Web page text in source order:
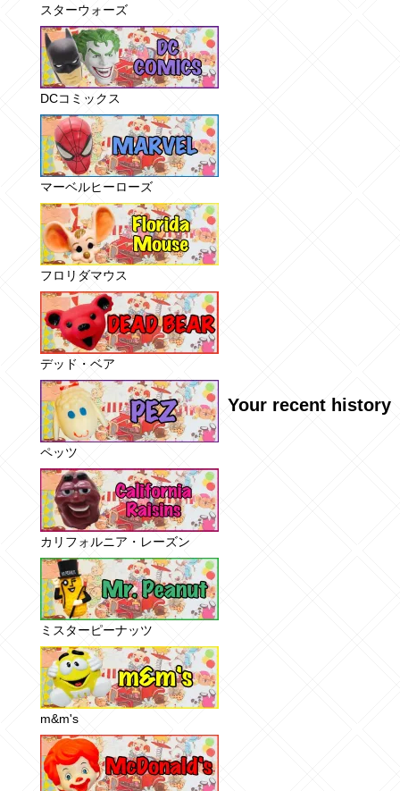
Your recent history
スターウォーズ
DCコミックス
マーベルヒーローズ
フロリダマウス
デッド・ベア
ペッツ
カリフォルニア・レーズン
ミスターピーナッツ
m&m's